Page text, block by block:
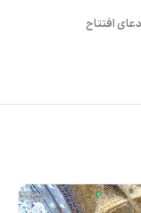
دعای افتتاح